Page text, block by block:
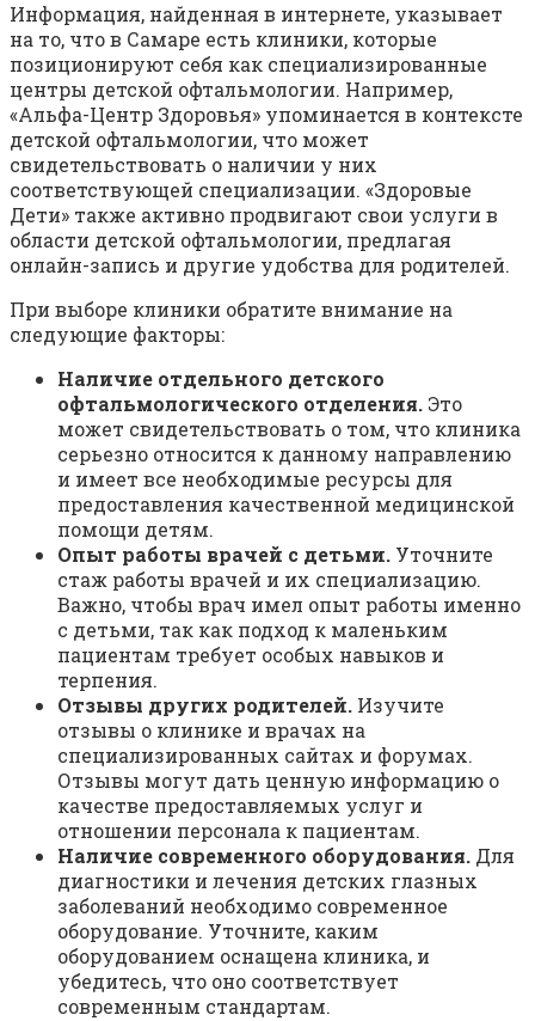
Информация, найденная в интернете, указывает
на то, что в Самаре есть клиники, которые
позиционируют себя как специализированные
центры детской офтальмологии. Например,
«Альфа-Центр Здоровья» упоминается в контексте
детской офтальмологии, что может
свидетельствовать о наличии у них
соответствующей специализации. «Здоровые
Дети» также активно продвигают свои услуги в
области детской офтальмологии, предлагая
онлайн-запись и другие удобства для родителей.
При выборе клиники обратите внимание на
следующие факторы:
Наличие отдельного детского
офтальмологического отделения. Это
может свидетельствовать о том, что клиника
серьезно относится к данному направлению
и имеет все необходимые ресурсы для
предоставления качественной медицинской
помощи детям.
Опыт работы врачей с детьми. Уточните
стаж работы врачей и их специализацию.
Важно, чтобы врач имел опыт работы именно
с детьми, так как подход к маленьким
пациентам требует особых навыков и
терпения.
Отзывы других родителей. Изучите
отзывы о клинике и врачах на
специализированных сайтах и форумах.
Отзывы могут дать ценную информацию о
качестве предоставляемых услуг и
отношении персонала к пациентам.
Наличие современного оборудования. Для
диагностики и лечения детских глазных
заболеваний необходимо современное
оборудование. Уточните, каким
оборудованием оснащена клиника, и
убедитесь, что оно соответствует
современным стандартам.